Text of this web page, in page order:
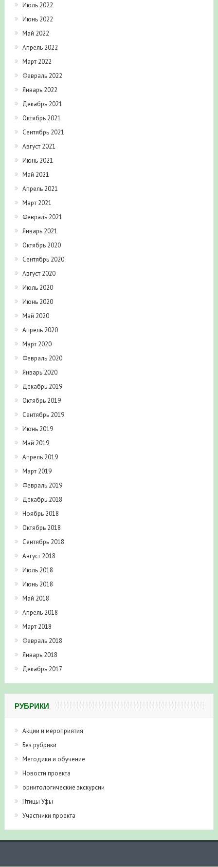
Июль 2022
Июнь 2022
Май 2022
Апрель 2022
Март 2022
Февраль 2022
Январь 2022
Декабрь 2021
Октябрь 2021
Сентябрь 2021
Август 2021
Июнь 2021
Май 2021
Апрель 2021
Март 2021
Февраль 2021
Январь 2021
Октябрь 2020
Сентябрь 2020
Август 2020
Июль 2020
Июнь 2020
Май 2020
Апрель 2020
Март 2020
Февраль 2020
Январь 2020
Декабрь 2019
Октябрь 2019
Сентябрь 2019
Июнь 2019
Май 2019
Апрель 2019
Март 2019
Февраль 2019
Декабрь 2018
Ноябрь 2018
Октябрь 2018
Сентябрь 2018
Август 2018
Июль 2018
Июнь 2018
Май 2018
Апрель 2018
Март 2018
Февраль 2018
Январь 2018
Декабрь 2017
РУБРИКИ
Акции и мероприятия
Без рубрики
Методики и обучение
Новости проекта
орнитологические экскурсии
Птицы Уфы
Участники проекта